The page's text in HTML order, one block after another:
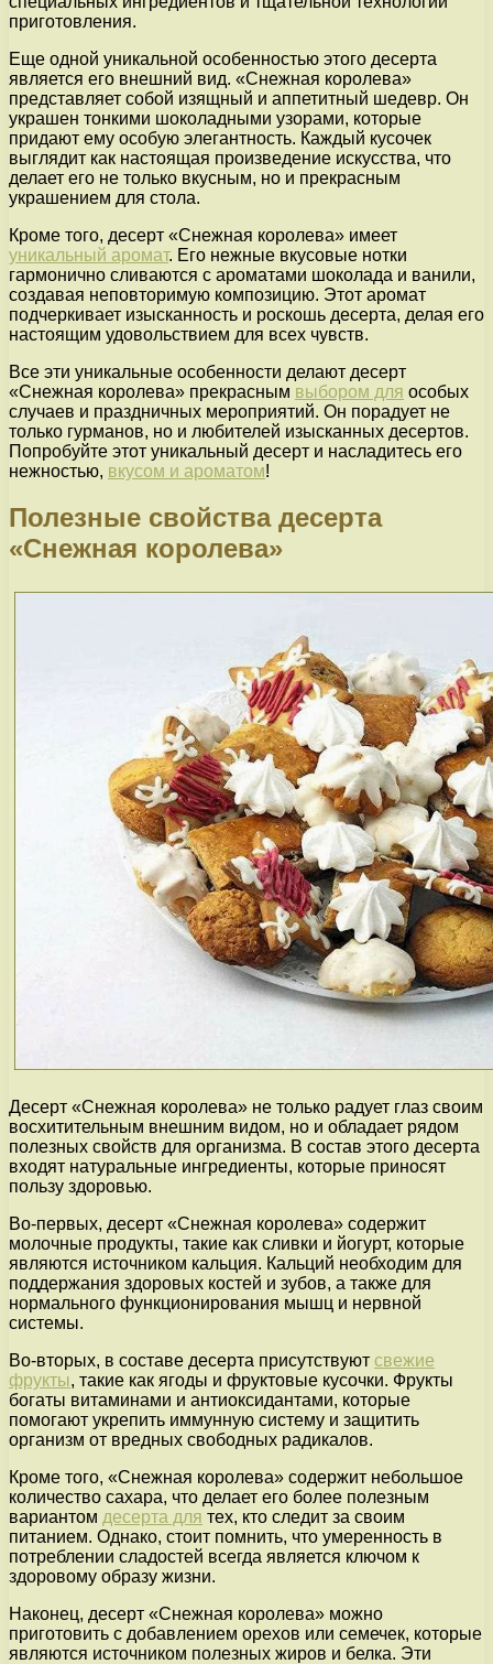
приготовления.
Еще одной уникальной особенностью этого десерта
является его внешний вид. «Снежная королева»
представляет собой изящный и аппетитный шедевр. Он
украшен тонкими шоколадными узорами, которые
придают ему особую элегантность. Каждый кусочек
выглядит как настоящая произведение искусства, что
делает его не только вкусным, но и прекрасным
украшением для стола.
Кроме того, десерт «Снежная королева» имеет
уникальный аромат. Его нежные вкусовые нотки
гармонично сливаются с ароматами шоколада и ванили,
создавая неповторимую композицию. Этот аромат
подчеркивает изысканность и роскошь десерта, делая его
настоящим удовольствием для всех чувств.
Все эти уникальные особенности делают десерт
«Снежная королева» прекрасным выбором для особых
случаев и праздничных мероприятий. Он порадует не
только гурманов, но и любителей изысканных десертов.
Попробуйте этот уникальный десерт и насладитесь его
нежностью, вкусом и ароматом!
Полезные свойства десерта
«Снежная королева»
Десерт «Снежная королева» не только радует глаз своим
восхитительным внешним видом, но и обладает рядом
полезных свойств для организма. В состав этого десерта
входят натуральные ингредиенты, которые приносят
пользу здоровью.
Во-первых, десерт «Снежная королева» содержит
молочные продукты, такие как сливки и йогурт, которые
являются источником кальция. Кальций необходим для
поддержания здоровых костей и зубов, а также для
нормального функционирования мышц и нервной
системы.
Во-вторых, в составе десерта присутствуют свежие
фрукты, такие как ягоды и фруктовые кусочки. Фрукты
богаты витаминами и антиоксидантами, которые
помогают укрепить иммунную систему и защитить
организм от вредных свободных радикалов.
Кроме того, «Снежная королева» содержит небольшое
количество сахара, что делает его более полезным
вариантом десерта для тех, кто следит за своим
питанием. Однако, стоит помнить, что умеренность в
потреблении сладостей всегда является ключом к
здоровому образу жизни.
Наконец, десерт «Снежная королева» можно
приготовить с добавлением орехов или семечек, которые
являются источником полезных жиров и белка. Эти